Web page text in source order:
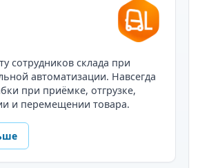
сотрудников склада при
автоматизации. Навсегда
при приёмке, отгрузке,
и перемещении товара.